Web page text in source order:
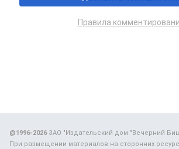
Правила
@1996-2026ЗАО "Издательский дом "Вечерний
При размещении материалов на сторонних